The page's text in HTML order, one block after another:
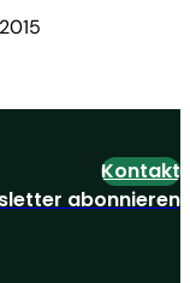
Kontakt
abonnieren